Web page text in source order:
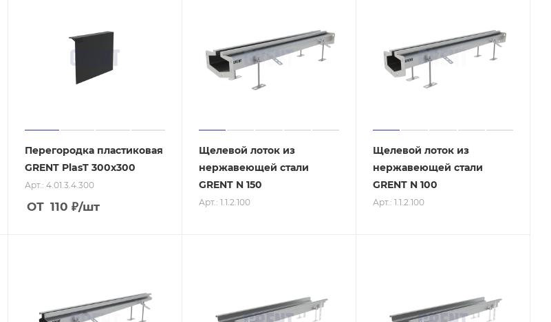
Перегородка пластиковая
GRENT PlasT 300х300
Арт.: 4.01.3.4.300
ОТ 110 ₽/шт
Щелевой лоток из
нержавеющей стали
GRENT N 150
Арт.: 1.1.2.100
Щелевой лоток из
нержавеющей стали
GRENT N 100
Арт.: 1.1.2.100